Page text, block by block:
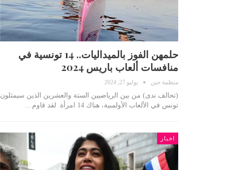
حلمهن الفوز بالميداليات.. 14 تونسية في
منافسات ألعاب باريس 2024
منظمة جين يوليو 27, 2024
(تحالف ندى) من بين الرياضيين الستة والعشرين الذين سيمثلون
تونس في الألعاب الأولمبية، هناك 14 امرأة. لقد قاوم…
اخبار